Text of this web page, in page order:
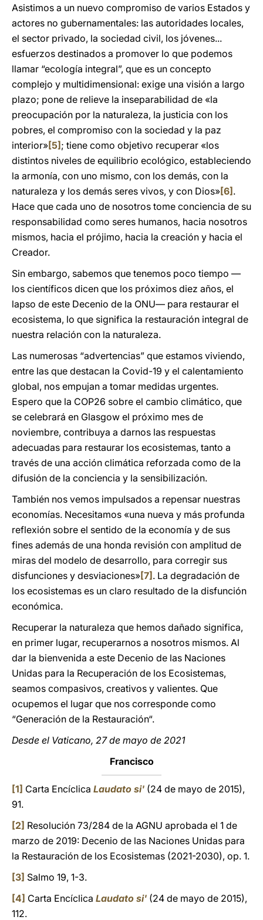
Asistimos a un nuevo compromiso de varios Estados y
actores no gubernamentales: las autoridades locales,
el sector privado, la sociedad civil, los jóvenes...
esfuerzos destinados a promover lo que podemos
llamar “ecología integral”, que es un concepto
complejo y multidimensional: exige una visión a largo
plazo; pone de relieve la inseparabilidad de «la
preocupación por la naturaleza, la justicia con los
pobres, el compromiso con la sociedad y la paz
interior»[5] ; tiene como objetivo recuperar «los
distintos niveles de equilibrio ecológico, estableciendo
la armonía, con uno mismo, con los demás, con la
naturaleza y los demás seres vivos, y con Dios»[6] .
Hace que cada uno de nosotros tome conciencia de su
responsabilidad como seres humanos, hacia nosotros
mismos, hacia el prójimo, hacia la creación y hacia el
Creador.
Sin embargo, sabemos que tenemos poco tiempo —
los científicos dicen que los próximos diez años, el
lapso de este Decenio de la ONU— para restaurar el
ecosistema, lo que significa la restauración integral de
nuestra relación con la naturaleza.
Las numerosas “advertencias” que estamos viviendo,
entre las que destacan la Covid-19 y el calentamiento
global, nos empujan a tomar medidas urgentes.
Espero que la COP26 sobre el cambio climático, que
se celebrará en Glasgow el próximo mes de
noviembre, contribuya a darnos las respuestas
adecuadas para restaurar los ecosistemas, tanto a
través de una acción climática reforzada como de la
difusión de la conciencia y la sensibilización.
También nos vemos impulsados a repensar nuestras
economías. Necesitamos «una nueva y más profunda
reflexión sobre el sentido de la economía y de sus
fines además de una honda revisión con amplitud de
miras del modelo de desarrollo, para corregir sus
disfunciones y desviaciones»[7] . La degradación de
los ecosistemas es un claro resultado de la disfunción
económica.
Recuperar la naturaleza que hemos dañado significa,
en primer lugar, recuperarnos a nosotros mismos. Al
dar la bienvenida a este Decenio de las Naciones
Unidas para la Recuperación de los Ecosistemas,
seamos compasivos, creativos y valientes. Que
ocupemos el lugar que nos corresponde como
“Generación de la Restauración“.
Desde el Vaticano, 27 de mayo de 2021
Francisco
[1] Carta Encíclica Laudato si' (24 de mayo de 2015),
91.
[2] Resolución 73/284 de la AGNU aprobada el 1 de
marzo de 2019: Decenio de las Naciones Unidas para
la Restauración de los Ecosistemas (2021-2030), op. 1.
[3] Salmo 19, 1-3.
[4] Carta Encíclica Laudato si' (24 de mayo de 2015),
112.